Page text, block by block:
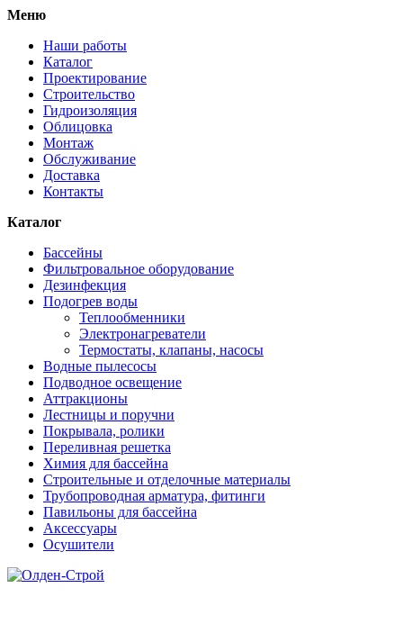
Меню
Наши работы
Каталог
Проектирование
Строительство
Гидроизоляция
Облицовка
Монтаж
Обслуживание
Доставка
Контакты
Каталог
Бассейны
Фильтровальное оборудование
Дезинфекция
Подогрев воды
Теплообменники
Электронагреватели
Термостаты, клапаны, насосы
Водные пылесосы
Подводное освещение
Аттракционы
Лестницы и поручни
Покрывала, ролики
Переливная решетка
Химия для бассейна
Строительные и отделочные материалы
Трубопроводная арматура, фитинги
Павильоны для бассейна
Аксессуары
Осушители